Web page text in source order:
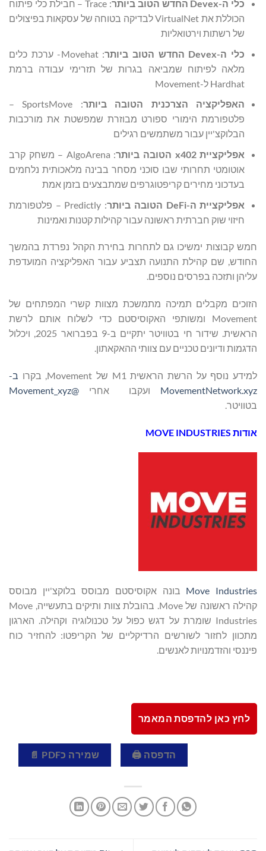
כלי ה-Devex החדש הטוב ביותר
: Trace – חבילת כלי פיתוח
הכוללת את VirtualNet לבדיקה בטוחה של עסקאות בפיצולים
של רשתות וירטואליות
כלי ה-Devex החדש הטוב ביותר
: Movehat- ערכת כלים
מלאה לפיתוח שמביאה בגרות של תזרימי עבודה ברמת
Hardhat ל-Movement
האפליקציה הצרכנית הטובה ביותר
: SportsMove –
פלטפורמת הימורי ספורט מבוזרת שמפשטת את מורכבות
הבלוקצ'יין עבור משתמשים רגילים
אפליקצייתx402 הטובה ביותר
: AlgoArena – משחק קרב
אוטומטי תחרותי שבו סוכני מסחר בבינה מלאכותית נלחמים
בעדכוני מחירים קריפטוגרפים שמתבצעים בזמן אמת
אפליקציית ה-DeFi הטובה ביותר
: Predictly – פלטפורמת
חיזוי שוק חברתית ראשונה עבור קהילות קטנות ואמינות
חמש קבוצות ימשיכו גם לתחרות בחירת הקהל נפרדת בהמשך
החודש, שם קהילת התנועה תצביע עבור האפליקציה המועדפת
עליהן ותזכה בפרסים נוספים.
הזוכים מקבלים תמיכה מתמשכת מצוות קשרי המפתחים של
Movement ומשותפי האקוסיסטם כדי לשלוח אותם לרשת
הראשית. שידור חי בטוויטר יתקיים ב-9 בפברואר 2025, ויכלול
הדגמות ודיונים טכניים עם צוותי ההאקאתון.
למידע נוסף על הרשת הראשית M1 של Movement, בקרו
ב-
MovementNetwork.xyz ועקבו אחרי @Movement_xyz
בטוויטר.
אודות MOVE INDUSTRIES
Move Industries בונה אקוסיסטם מבוסס בלוקצ'יין מבוסס
קהילה ראשונה של Move. בהובלת צוות ותיקים בתעשייה, Move
Industries שומרת על דגש כפול על טכנולוגיה וקהילה. הארגון
מתכוון לחזור לשורשים הרדיקליים של הקריפטו: להחזיר כוח
פיננסי והזדמנויות לאנשים.
לחץ כאן להדפסת המאמר
הדפסה 🖨 שמירה כPDF 📄